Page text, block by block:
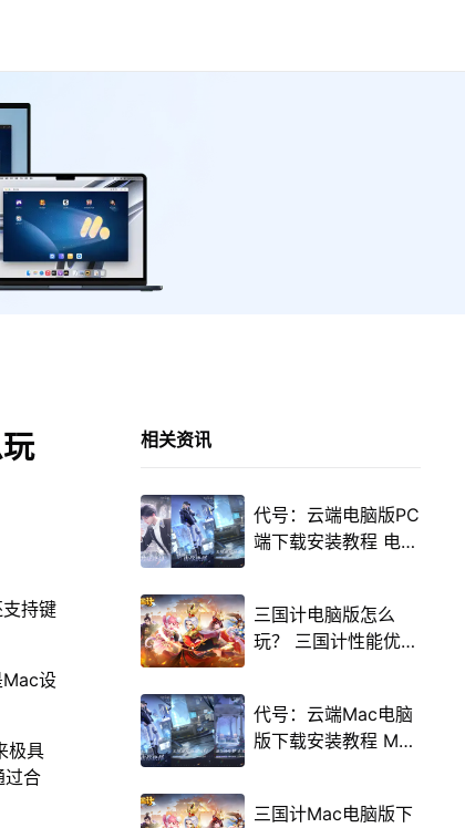
持键
设
极具
过合
相关资讯
代号：云端电脑版PC
端下载安装教程 电脑
三国计电脑版怎么
玩？ 三国计性能优化
程
代号：云端Mac电脑
版下载安装教程 Mac
三国计Mac电脑版下